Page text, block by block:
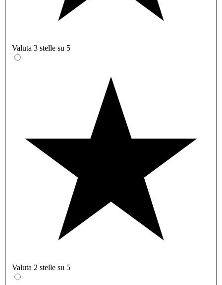
Valuta 3 stelle su 5
Valuta 2 stelle su 5